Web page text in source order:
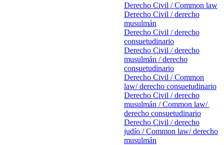
Derecho Civil / Common law
Derecho Civil / derecho
musulmán
Derecho Civil / derecho
consuetudinario
Derecho Civil / derecho
musulmán / derecho
consuetudinario
Derecho Civil / Common
law/ derecho consuetudinario
Derecho Civil / derecho
musulmán / Common law/
derecho consuetudinario
Derecho Civil / derecho
judío / Common law/ derecho
musulmán